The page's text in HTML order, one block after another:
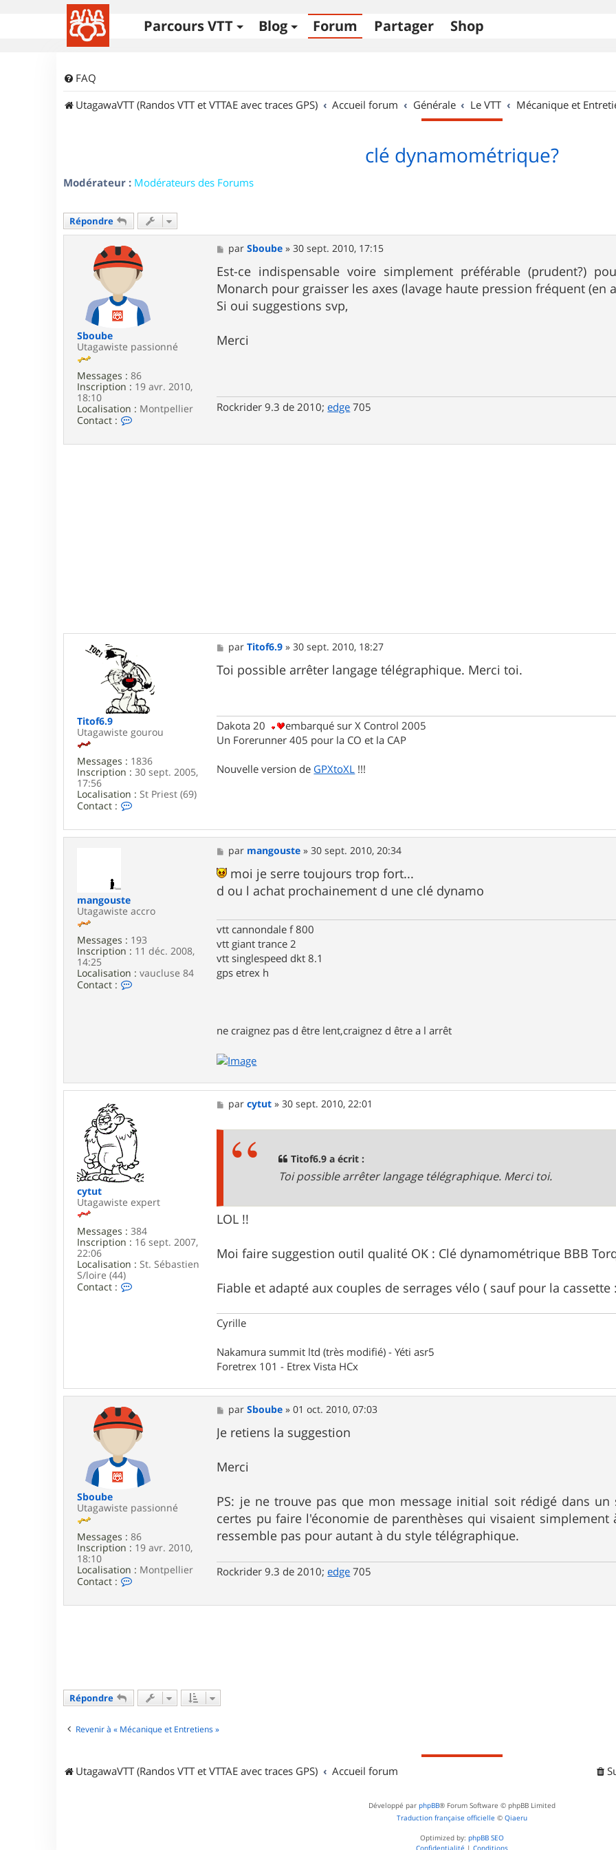
Parcours VTT Blog Forum Partager Shop
FAQ
UtagawaVTT (Randos VTT et VTTAE avec traces GPS)
Accueil forum Générale Le VTT Mécanique et
clé dynamométrique?
Modérateur : Modérateurs des Forums
Répondre
Sboube
Utagawiste passionné
Messages : 86
Inscription : 19 avr. 2010,
18:10
Localisation : Montpellier
Contact :
M
e
s
s
a
g
e
parSboube »30 sept. 2010, 17:15
Est-ce indispensable voire simplement préférable (prudent?)
Monarch pour graisser les axes (lavage haute pression fréquent (en
Si oui suggestions svp,
Merci
Rockrider 9.3 de 2010;edge 705
Titof6.9
Utagawiste gourou
Messages : 1836
Inscription : 30 sept. 2005,
17:56
Localisation : St Priest (69)
Contact :
n
t
i
o
f
6
.
9
M
e
s
s
parTitof6.9 »30 sept. 2010, 18:27
Toi possible arrêter langage télégraphique. Merci toi.
Dakota 20
embarqué sur X Control 2005
Un Forerunner 405 pour la CO et la CAP
Nouvelle version de GPXtoXL !!!
mangouste
Utagawiste accro
Messages : 193
Inscription : 11 déc. 2008,
14:25
Localisation : vaucluse 84
Contact :
m
a
o
u
s
t
e
M
e
s
a
par mangouste »30 sept. 2010, 20:34
moi je serre toujours trop fort...
d ou l achat prochainement d une clé dynamo
vtt cannondale f 800
vtt giant trance 2
vtt singlespeed dkt 8.1
gps etrex h
ne craignez pas d être lent,craignez d être a l arrêt
cytut
Utagawiste expert
Messages : 384
Inscription : 16 sept. 2007,
22:06
Localisation : St. Sébastien
S/loire (44)
Contact :
y
u
t
M
e
parcytut »30 sept. 2010, 22:01
Titof6.9 a écrit :
Toi possible arrêter langage télégraphique. Merci toi.
LOL !!
Moi faire suggestion outil qualité OK : Clé dynamométrique BBB
Fiable et adapté aux couples de serrages vélo ( sauf pour la
Cyrille
Nakamura summit ltd (très modifié) - Yéti asr5
Foretrex 101 - Etrex Vista HCx
Sboube
Utagawiste passionné
Messages : 86
Inscription : 19 avr. 2010,
18:10
Localisation : Montpellier
Contact :
b
e
M
e
s
s
g
e
parSboube »01 oct. 2010, 07:03
Je retiens la suggestion
Merci
PS: je ne trouve pas que mon message initial soit rédigé dans
certes pu faire l'économie de parenthèses qui visaient
ressemble pas pour autant à du style télégraphique.
Rockrider 9.3 de 2010;edge 705
Répondre
Revenir à « Mécanique et Entretiens »
UtagawaVTT (Randos VTT et VTTAE avec traces GPS) Accueil forum
Développé par phpBB® Forum Software © phpBB Limited
Traduction française officielle © Qiaeru
Optimized by: phpBB SEO